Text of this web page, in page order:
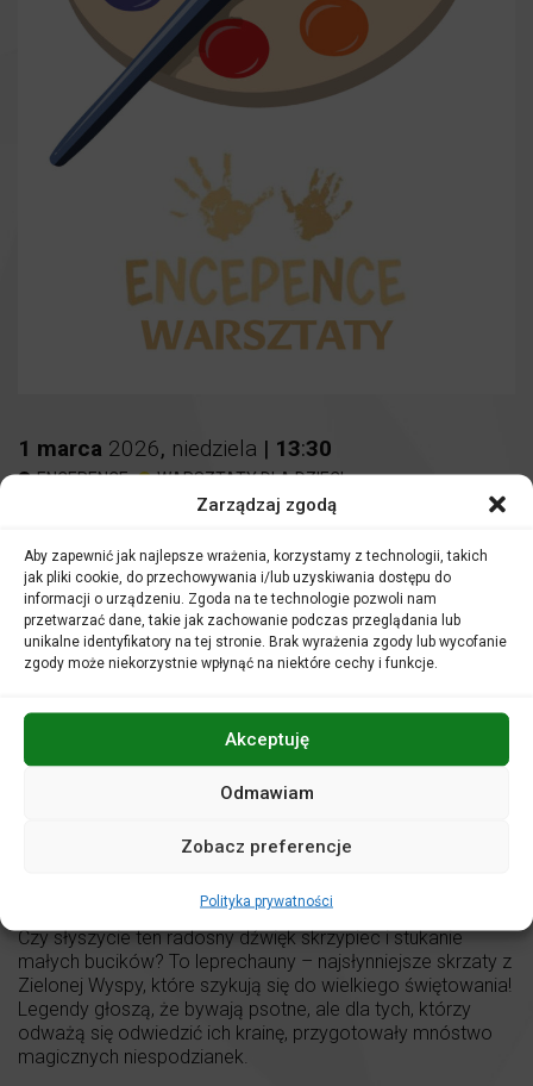
Zarządzaj zgodą
Aby zapewnić jak najlepsze wrażenia, korzystamy z technologii, takich
jak pliki cookie, do przechowywania i/lub uzyskiwania dostępu do
informacji o urządzeniu. Zgoda na te technologie pozwoli nam
przetwarzać dane, takie jak zachowanie podczas przeglądania lub
unikalne identyfikatory na tej stronie. Brak wyrażenia zgody lub wycofanie
zgody może niekorzystnie wpłynąć na niektóre cechy i funkcje.
Akceptuję
Odmawiam
Zobacz preferencje
Polityka prywatności
1 marca 2026, niedziela | 13:30
ENCEPENCE, WARSZTATY DLA DZIECI,
Warsztaty ENCEPENCE
Irlandia – „W krainie skrzatów”
Miejsce: Sala kameralna
Na warsztaty plastyczne bilet wstępu obowiązuje dla dzieci,
Czy słyszycie ten radosny dźwięk skrzypiec i stukanie
małych bucików? To leprechauny – najsłynniejsze skrzaty z
Zielonej Wyspy, które szykują się do wielkiego świętowania!
Legendy głoszą, że bywają psotne, ale dla tych, którzy
odważą się odwiedzić ich krainę, przygotowały mnóstwo
magicznych niespodzianek.